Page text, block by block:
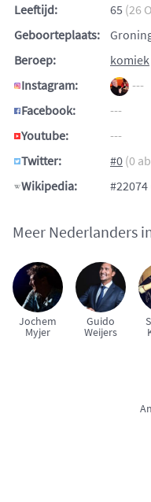
Leeftijd:
65 (26
Geboorteplaats:
Beroep:
komiek
Instagram:
---
Facebook:
---
Youtube:
---
Twitter:
#0 (0
Wikipedia:
#22074
Meer Nederlanders
Jochem
Myjer
Guido
Weijers